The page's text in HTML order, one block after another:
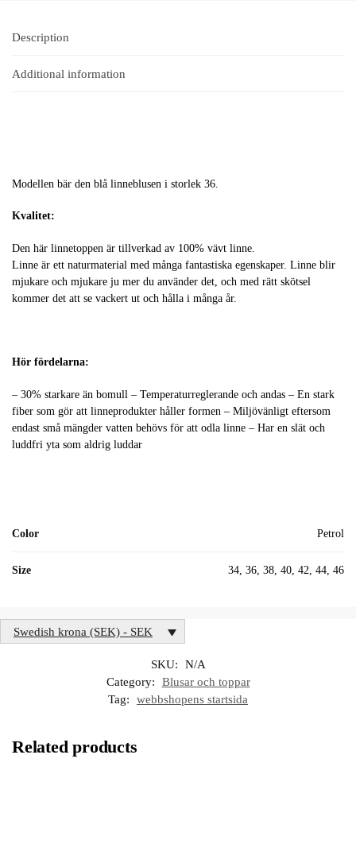
Description
Additional information
Modellen bär den blå linneblusen i storlek 36.
Kvalitet:
Den här linnetoppen är tillverkad av 100% vävt linne.
Linne är ett naturmaterial med många fantastiska egenskaper. Linne blir
mjukare och mjukare ju mer du använder det, och med rätt skötsel
kommer det att se vackert ut och hålla i många år.
Hör fördelarna:
– 30% starkare än bomull – Temperaturreglerande och andas – En stark
fiber som gör att linneprodukter håller formen – Miljövänligt eftersom
endast små mängder vatten behövs för att odla linne – Har en slät och
luddfri yta som aldrig luddar
Color Petrol
Size 34, 36, 38, 40, 42, 44, 46
Swedish krona (SEK) - SEK
SKU:
N/A
Category:
Blusar och toppar
Tag:
webbshopens startsida
Related products